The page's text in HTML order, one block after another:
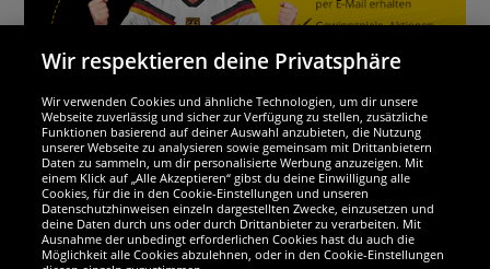
Wir sind ausgezeichnet
Wir respektieren deine Privatsphäre
Wir verwenden Cookies und ähnliche Technologien, um dir unsere
Webseite zuverlässig und sicher zur Verfügung zu stellen, zusätzliche
Funktionen basierend auf deiner Auswahl anzubieten, die Nutzung
unserer Webseite zu analysieren sowie gemeinsam mit Drittanbietern
Daten zu sammeln, um dir personalisierte Werbung anzuzeigen. Mit
einem Klick auf „Alle Akzeptieren“ gibst du deine Einwilligung alle
Cookies, für die in den Cookie-Einstellungen und unseren
Datenschutzhinweisen einzeln dargestellten Zwecke, einzusetzen und
deine Daten durch uns oder durch Drittanbieter zu verarbeiten. Mit
Ausnahme der unbedingt erforderlichen Cookies hast du auch die
Möglichkeit alle Cookies abzulehnen, oder in den Cookie-Einstellungen